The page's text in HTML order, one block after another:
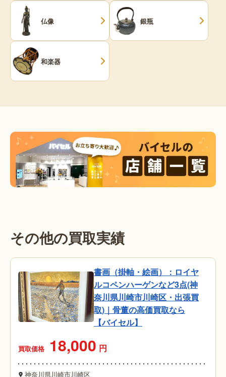
仏像 銀瓶
和楽器
その他の買取実績
書画（掛軸・絵画）：ロイヤ
ルコペンハーゲンなど3点(神
奈川県川崎市川崎区・出張買
取)｜骨董の高価買取なら
【バイセル】
買取価格 18,000 円
神奈川県川崎市川崎区